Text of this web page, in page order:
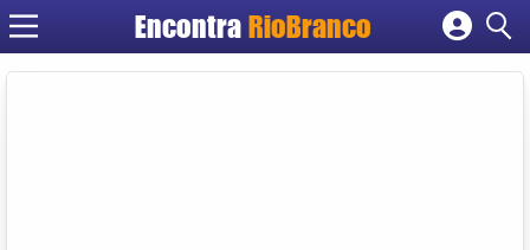
Encontra RioBranco
Cadastrar empresa